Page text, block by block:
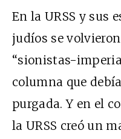
En la URSS y sus
judíos se
“sionistas-
columna que
purgada. Y en el
la URSS creó un